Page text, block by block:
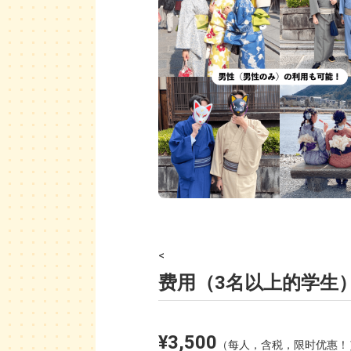
<
费用（3名以上的学生
¥3,500 （每人，含税，限时优惠